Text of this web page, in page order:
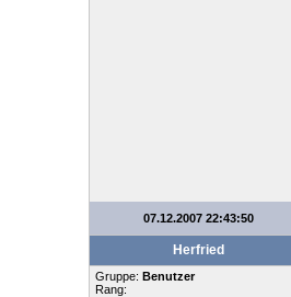
07.12.2007 22:43:50
Herfried
Gruppe: Benutzer
Rang: